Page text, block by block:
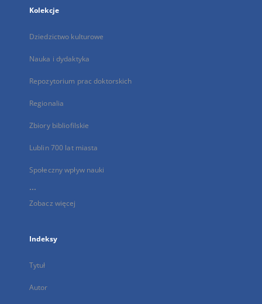
Kolekcje
Dziedzictwo kulturowe
Nauka i dydaktyka
Repozytorium prac doktorskich
Regionalia
Zbiory bibliofilskie
Lublin 700 lat miasta
Społeczny wpływ nauki
...
Zobacz więcej
Indeksy
Tytuł
Autor